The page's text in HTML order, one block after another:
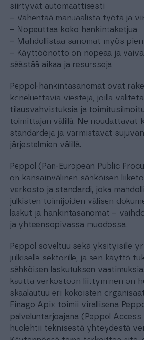
siirtyvät automaattisesti
– Vähentää manuaalista työtä ja
– Nopeuttaa koko hankintaketjua
– Mahdollistaa sanomat myös
– Käyttöönotto on nopeaa ja
säästää aikaa ja resursseja
Peppol-hankintasanomat ovat
koneluettavia viestejä, joilla
tilausvahvistuksia ja
toimittajan välillä. Ne noudattavat
standardeja ja varmistavat
järjestelmien välillä.
Peppol (Pan-European Public
on kansainvälinen sähköisen
verkosto ja standardi, joka
julkisten toimijoiden välisen
laskut ja hankintasanomat –
ja yhteensopivassa muodossa.
Peppol soveltuu sekä yksityisille
julkiselle sektorille, ja sen käyttö
sähköisen laskutuksen
kautta verkostoon liittyminen on
skaalautuu eri kokoisten
Finago Apix toimii virallisena
palveluntarjoajana (Peppol Access
huolehtii teknisestä yhteydestä